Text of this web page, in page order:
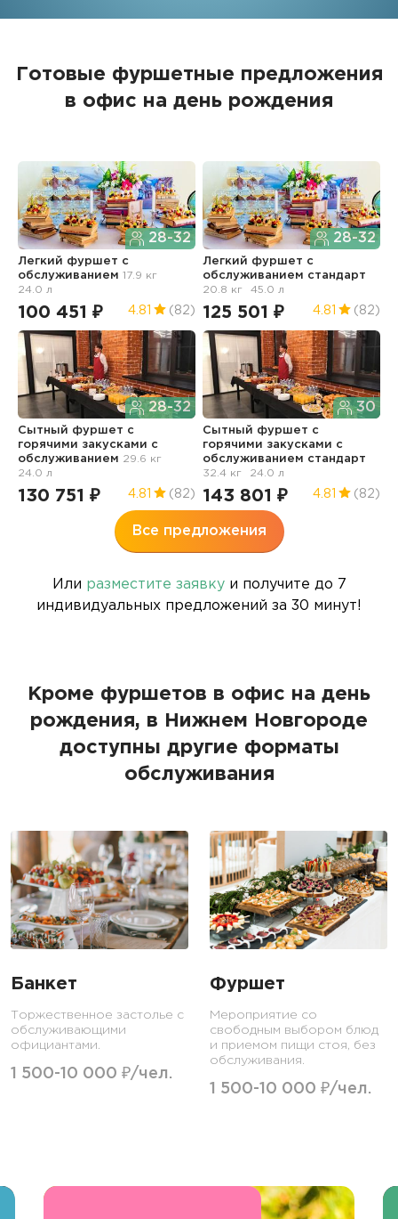
Готовые фуршетные предложения
в офис на день рождения
28-32
Легкий фуршет с
обслуживанием17.9 кг
24.0 л
100 451 ₽ 4.81 (82)
28-32
Легкий фуршет с
обслуживанием стандарт
20.8 кг
45.0 л
125 501 ₽ 4.81 (82)
28-32
Сытный фуршет с
горячими закусками с
обслуживанием 29.6 кг
24.0 л
130 751 ₽ 4.81 (82)
30
Сытный фуршет с
горячими закусками с
обслуживанием стандарт
32.4 кг
24.0 л
143 801 ₽ 4.81 (82)
Все предложения
Или разместите заявкуи получите до 7
индивидуальных предложений за 30 минут!
Кроме фуршетов в офис на день
рождения, в Нижнем Новгороде
доступны другие форматы
обслуживания
Банкет
Торжественное застолье с
обслуживающими
официантами.
1 500-10 000 ₽/чел.
Фуршет
Мероприятие со
свободным выбором блюд
и приемом пищи стоя, без
обслуживания.
1 500-10 000 ₽/чел.